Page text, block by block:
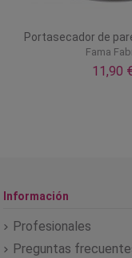
Portasecador de
Fama
11,90
Información
Profesionales
Preguntas